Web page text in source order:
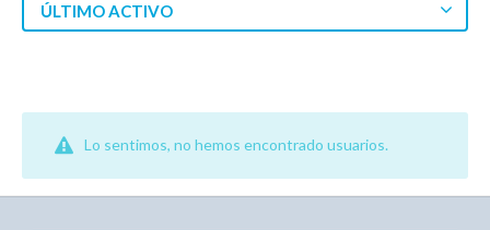
ÚLTIMO ACTIVO
Lo sentimos, no hemos encontrado usuarios.